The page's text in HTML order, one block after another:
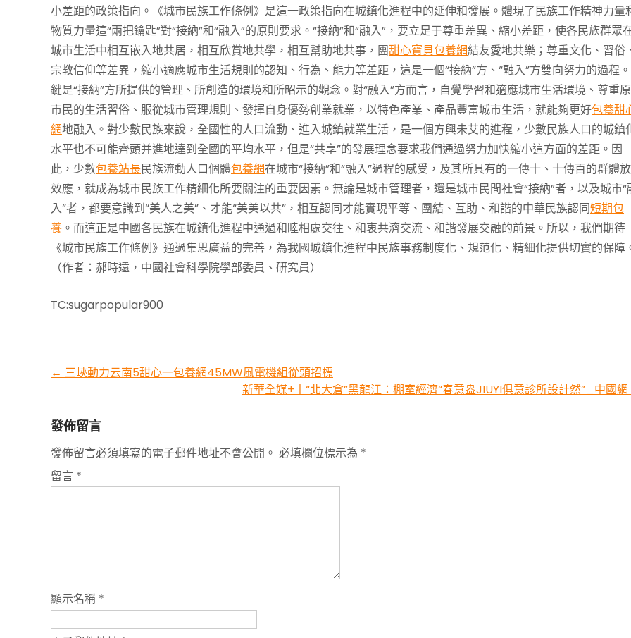
小差距的政策指向。《城市民族工作條例》是這一政策指向在城鎮化進程中的延伸和發展。體現了民族工作精神力量
物質力量這“兩把鑰匙”對“接納”和“融入”的原則要求。“接納”和“融入”，要立足于尊重差異、縮小差距，使各民族群眾
城市生活中相互嵌入地共居，相互欣賞地共學，相互幫助地共事，團甜心寶貝包養網結友愛地共樂；尊重文化、習俗
宗教信仰等差異，縮小適應城市生活規則的認知、行為、能力等差距，這是一個“接納”方、“融入”方雙向努力的過程
鍵是“接納”方所提供的管理、所創造的環境和所昭示的觀念。對“融入”方而言，自覺學習和適應城市生活環境、尊重
市民的生活習俗、服從城市管理規則、發揮自身優勢創業就業，以特色產業、產品豐富城市生活，就能夠更好包養甜
網地融入。對少數民族來說，全國性的人口流動、進入城鎮就業生活，是一個方興未艾的進程，少數民族人口的城鎮
水平也不可能齊頭并進地達到全國的平均水平，但是“共享”的發展理念要求我們通過努力加快縮小這方面的差距。因
此，少數包養站長民族流動人口個體包養網在城市“接納”和“融入”過程的感受，及其所具有的一傳十、十傳百的群體
效應，就成為城市民族工作精細化所要關注的重要因素。無論是城市管理者，還是城市民間社會“接納”者，以及城市“
入”者，都要意識到“美人之美”、才能“美美以共”，相互認同才能實現平等、團結、互助、和諧的中華民族認同短期包
養 。而這正是中國各民族在城鎮化進程中通過和睦相處交往、和衷共濟交流、和諧發展交融的前景。所以，我們期待
《城市民族工作條例》通過集思廣益的完善，為我國城鎮化進程中民族事務制度化、規范化、精細化提供切實的保障
（作者：郝時遠，中國社會科學院學部委員、研究員）
TC:sugarpopular900
Post
← 三峽動力云南5甜心一包養網45MW風電機組從頭招標
新華全媒+丨“北大倉”黑龍江：棚室經濟“春意盎JIUYI俱意診所設計然”_中國網
發佈留言
發佈留言必須填寫的電子郵件地址不會公開。 必填欄位標示為 *
留言 *
顯示名稱 *